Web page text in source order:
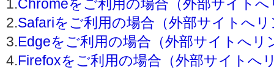
1.Chromeをご利用の場合（外部サイト
2.Safariをご利用の場合（外部サイトへ
3.Edgeをご利用の場合（外部サイトへリ
4.Firefoxをご利用の場合（外部サイトへ